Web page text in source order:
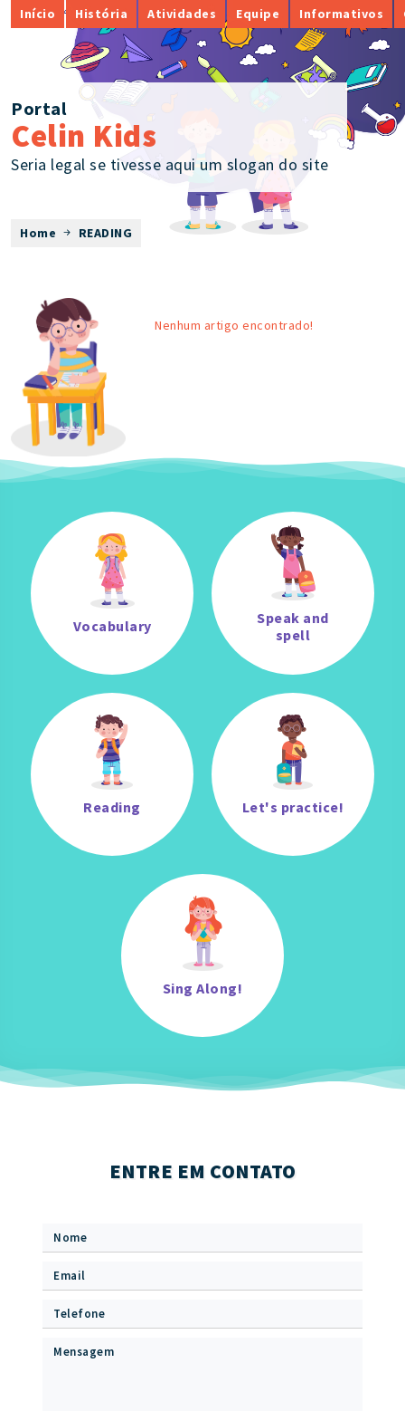
Início História Atividades Equipe Informativos
Portal
Celin Kids
Seria legal se tivesse aqui um slogan do site
Home READING
Nenhum artigo encontrado!
Vocabulary
Speak and
spell
Reading Let's practice!
Sing Along!
ENTRE EM CONTATO